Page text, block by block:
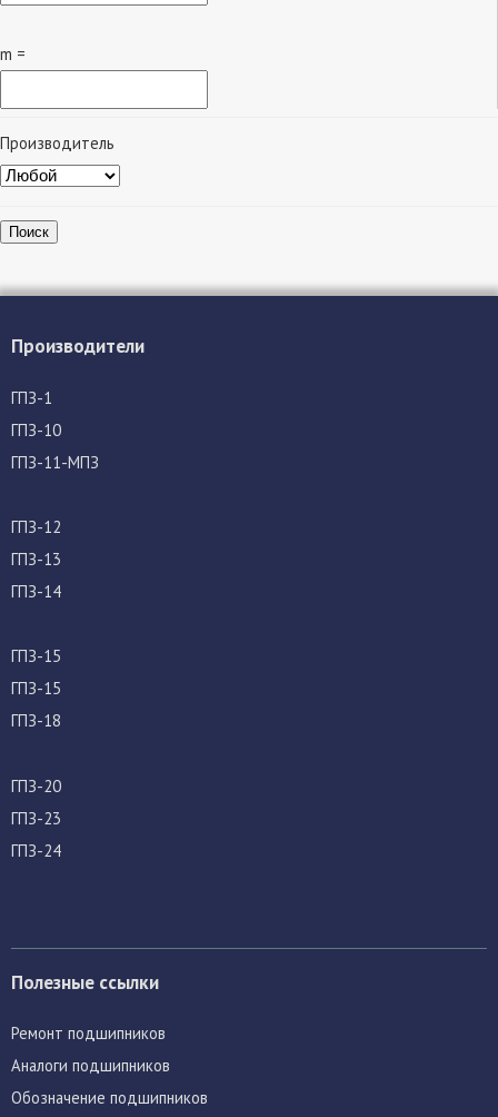
m =
Производитель
Поиск
Производители
ГПЗ-1
ГПЗ-10
ГПЗ-11-МПЗ
ГПЗ-12
ГПЗ-13
ГПЗ-14
ГПЗ-15
ГПЗ-15
ГПЗ-18
ГПЗ-20
ГПЗ-23
ГПЗ-24
Полезные ссылки
Ремонт подшипников
Аналоги подшипников
Обозначение подшипников